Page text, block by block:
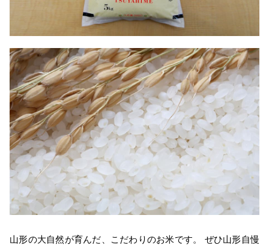
山形の大自然が育んだ、こだわりのお米です。 ぜひ山形自慢